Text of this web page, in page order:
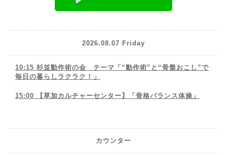
2026.08.07 Friday
10:15 杉並動作術の会 テーマ「“動作術”と“骨盤おこし”で
毎日の暮らしラクラク！」
15:00 【草加カルチャーセンター】「骨格バランス体操」
カウンター